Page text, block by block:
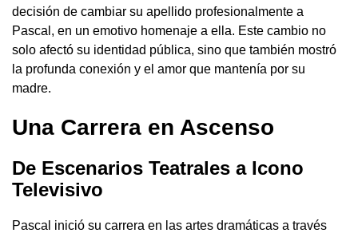
decisión de cambiar su apellido profesionalmente a
Pascal, en un emotivo homenaje a ella. Este cambio no
solo afectó su identidad pública, sino que también mostró
la profunda conexión y el amor que mantenía por su
madre.
Una Carrera en Ascenso
De Escenarios Teatrales a Icono
Televisivo
Pascal inició su carrera en las artes dramáticas a través